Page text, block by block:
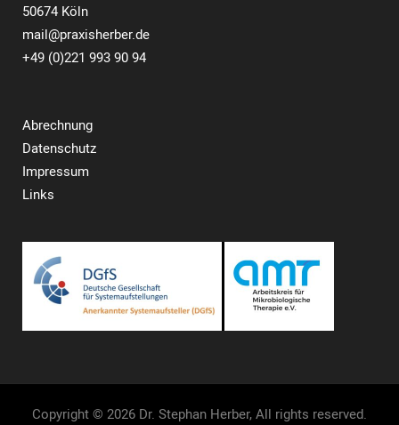
50674 Köln
mail@praxisherber.de
+49 (0)221 993 90 94
Abrechnung
Datenschutz
Impressum
Links
Copyright © 2026 Dr. Stephan Herber, All rights reserved.